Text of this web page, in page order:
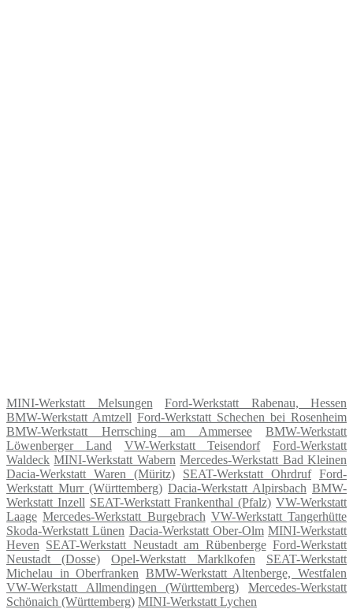
MINI-Werkstatt Melsungen
Ford-Werkstatt Rabenau, Hessen
BMW-Werkstatt Amtzell Ford-Werkstatt Schechen bei Rosenheim
BMW-Werkstatt Herrsching am Ammersee
BMW-Werkstatt
Löwenberger Land
VW-Werkstatt Teisendorf
Ford-Werkstatt
Waldeck MINI-Werkstatt Wabern Mercedes-Werkstatt Bad Kleinen
Dacia-Werkstatt Waren (Müritz)
SEAT-Werkstatt Ohrdruf Ford-
Werkstatt Murr (Württemberg) Dacia-Werkstatt Alpirsbach BMW-
Werkstatt Inzell SEAT-Werkstatt Frankenthal (Pfalz) VW-Werkstatt
Laage Mercedes-Werkstatt Burgebrach VW-Werkstatt Tangerhütte
Skoda-Werkstatt Lünen Dacia-Werkstatt Ober-Olm MINI-Werkstatt
Heven SEAT-Werkstatt Neustadt am Rübenberge Ford-Werkstatt
Neustadt (Dosse)
Opel-Werkstatt Marklkofen
SEAT-Werkstatt
Michelau in Oberfranken BMW-Werkstatt Altenberge, Westfalen
VW-Werkstatt Allmendingen (Württemberg)
Mercedes-Werkstatt
Schönaich (Württemberg) MINI-Werkstatt Lychen